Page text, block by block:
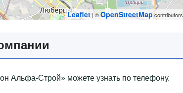
Leaflet | ©OpenStreetMap contributors
Альфа-Строй»‎ можете узнать по телефону.